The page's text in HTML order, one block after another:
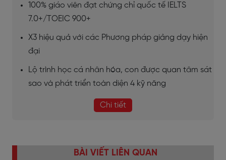
100% giáo viên đạt chứng chỉ quốc tế IELTS
7.0+/TOEIC 900+
X3 hiệu quả với các Phương pháp giảng dạy hiện
đại
Lộ trình học cá nhân hóa, con được quan tâm sát
sao và phát triển toàn diện 4 kỹ năng
Chi tiết
BÀI VIẾT LIÊN QUAN